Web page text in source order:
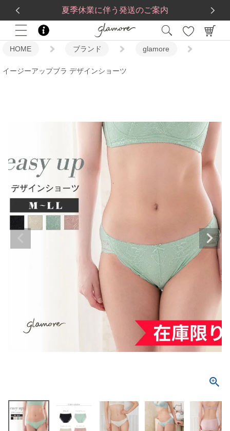
夏季休業に伴う発送のご案内
送料一律560円5,500 円(税込)以上で送料無料
HOME ブランド glamore
イージーアップブラ デザインショーツ